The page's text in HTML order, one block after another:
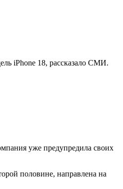
iPhone 18, рассказало СМИ.
уже предупредила своих
половине, направлена на